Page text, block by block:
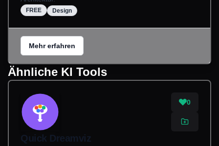
FREE Design
Mehr erfahren
Ähnliche KI Tools
0
Quick Dreamviz